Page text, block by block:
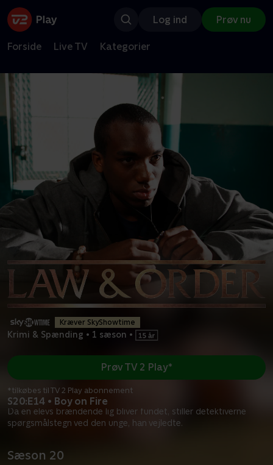
Log ind Prøv nu
Forside Live TV Kategorier
Kræver SkyShowtime
Krimi & Spænding • 1 sæson •
S20:E14 • Boy on Fire
Da en elevs brændende lig bliver fundet, stiller detektiverne
spørgsmålstegn ved den unge, han vejledte.
Prøv TV 2 Play*
*tilkøbes til TV 2 Play abonnement
Sæson 20